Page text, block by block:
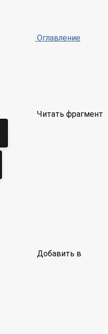
Оглавление
Читать фрагмент
Добавить в